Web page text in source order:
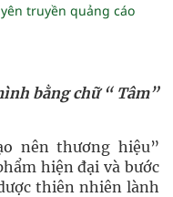
truyền quảng cáo
bằng chữ “ Tâm”
nên thương hiệu”
hiện đại và bước
thiên nhiên lành